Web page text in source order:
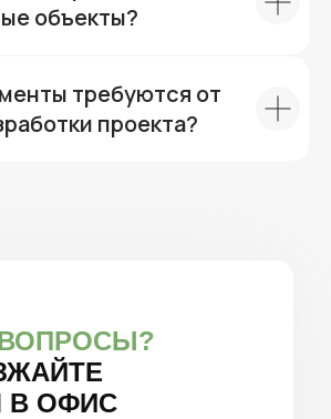
объекты?
требуются от
проекта?
В ОФИС